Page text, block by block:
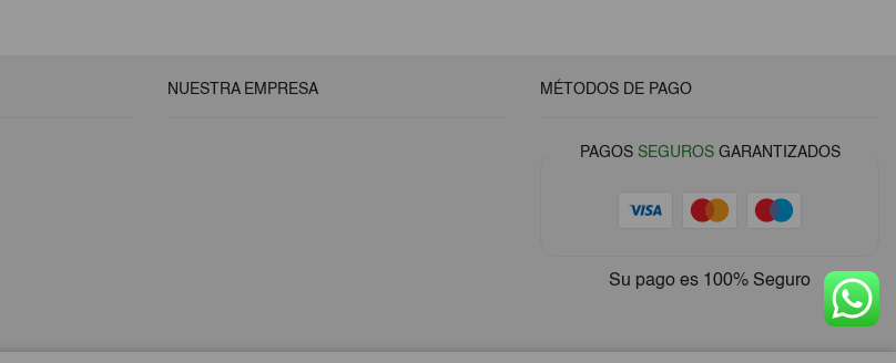
NUESTRA EMPRESA MÉTODOS DE PAGO
PAGOS SEGUROSGARANTIZADOS
Su pago es 100% Seguro